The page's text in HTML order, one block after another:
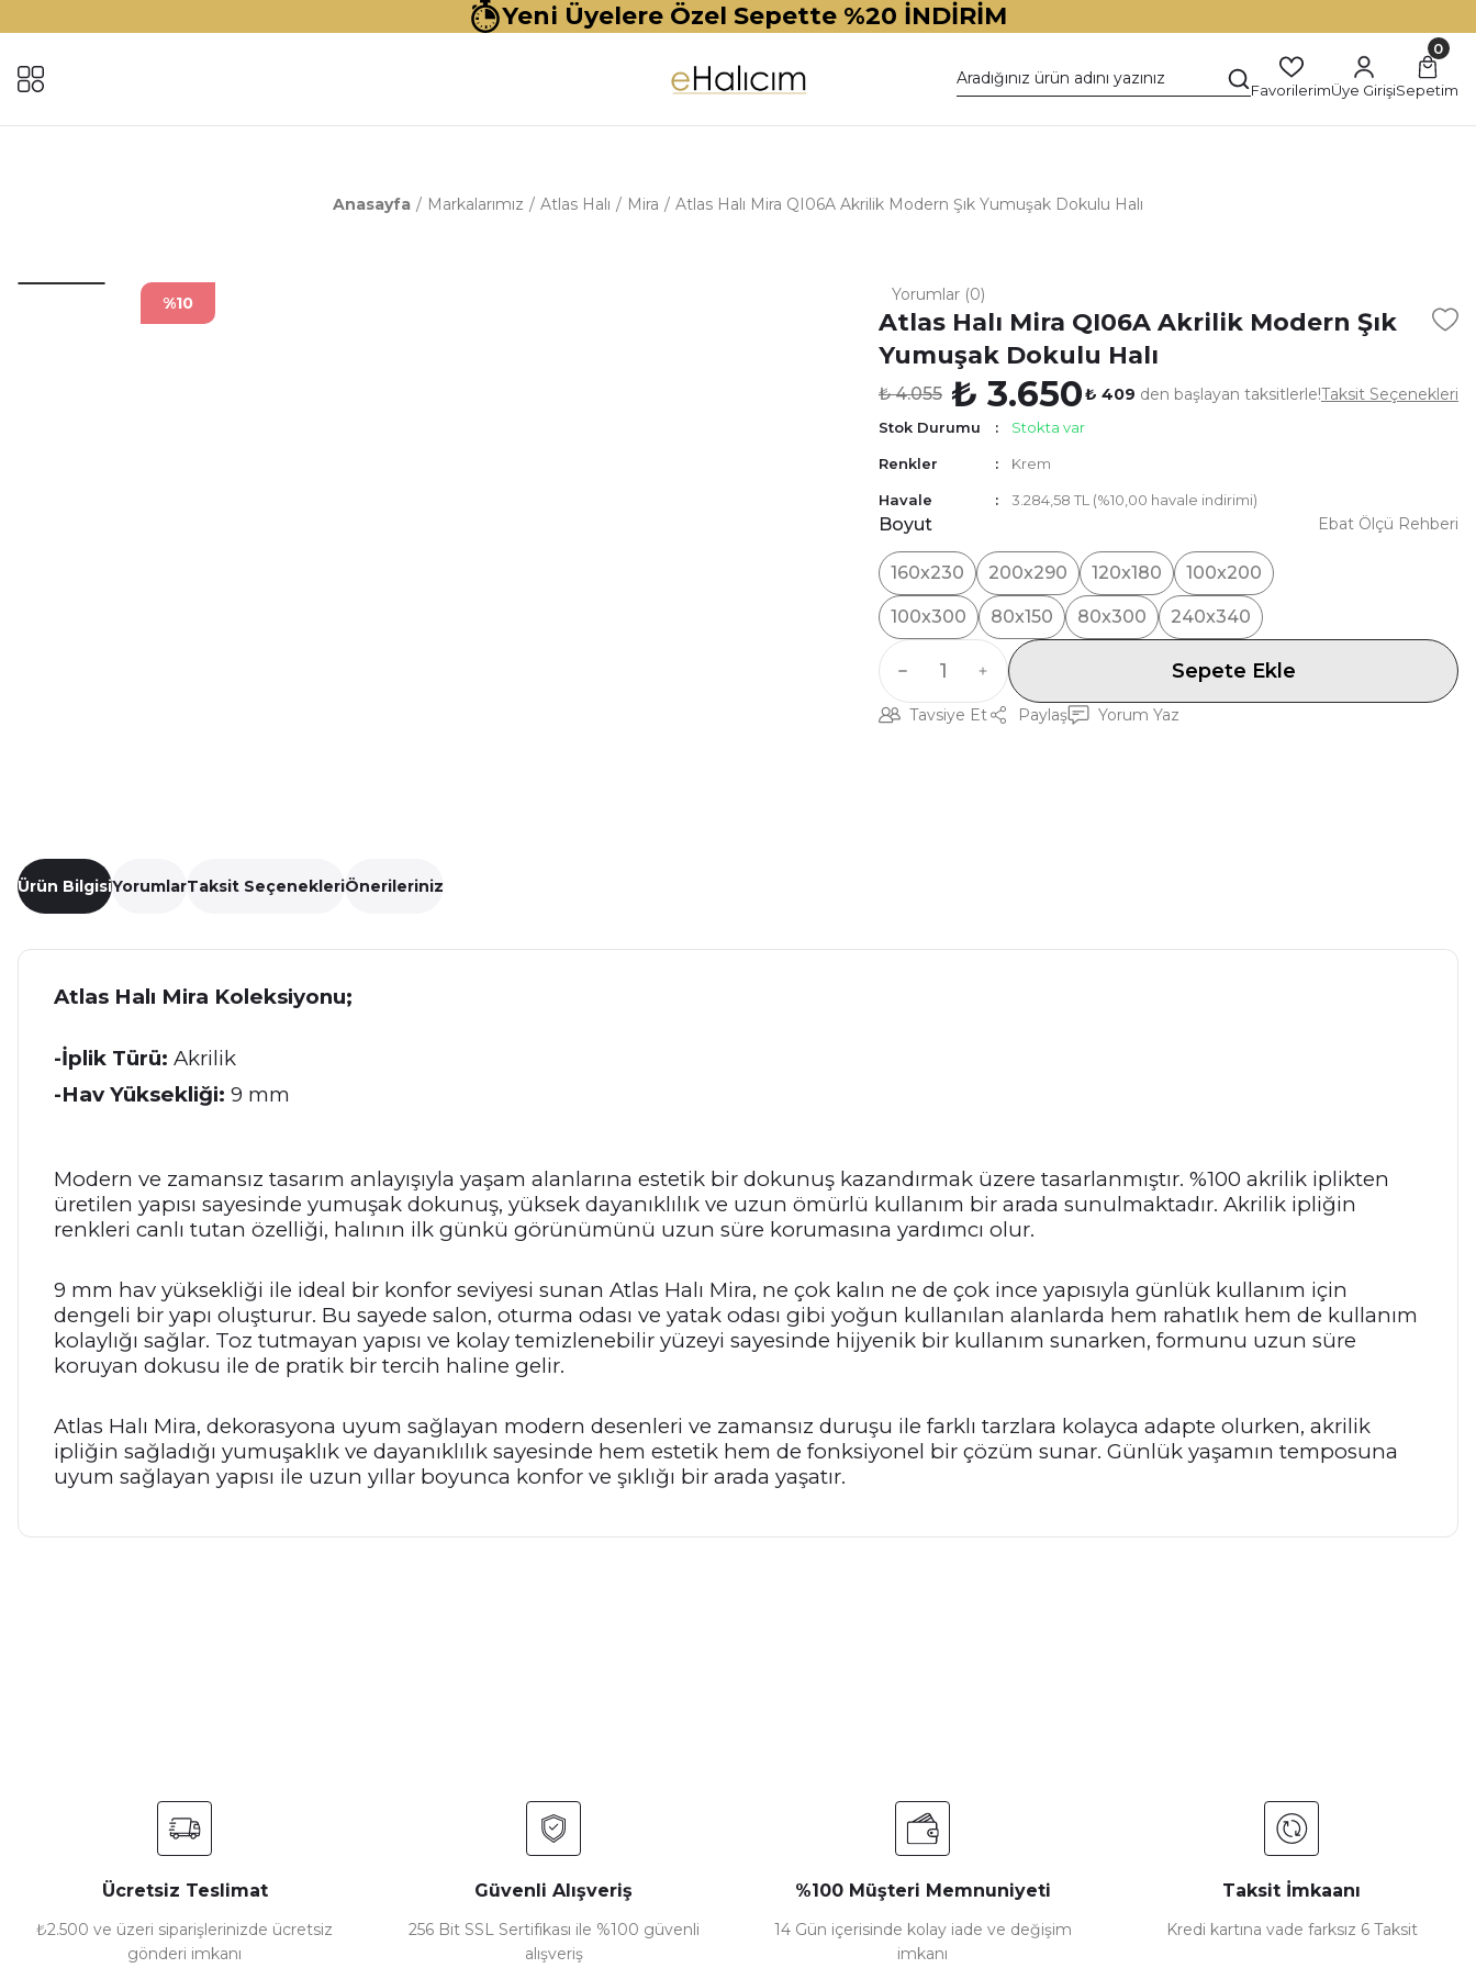
Yeni Üyelere Özel Sepette %20 İNDİRİM
FavorilerimÜye Girişi
0
Sepetim
Anasayfa Markalarımız Atlas Halı Mira Atlas Halı Mira QI06A Akrilik Modern Şık Yumuşak Dokulu Halı
%10 Yorumlar (0)
Atlas Halı Mira QI06A Akrilik Modern Şık
Yumuşak Dokulu Halı
₺ 4.055 ₺ 3.650₺ 409 den başlayan taksitlerle!Taksit Seçenekleri
Stok Durumu Stokta var
Renkler Krem
Havale 3.284,58 TL (%10,00 havale indirimi)
Boyut
160x230 200x290 120x180 100x200
100x300 80x150 80x300 240x340
Ebat Ölçü Rehberi
Sepete Ekle
Tavsiye Et Paylaş Yorum Yaz
Ürün BilgisiYorumlarTaksit SeçenekleriÖnerileriniz
Atlas Halı Mira Koleksiyonu;
-İplik Türü: Akrilik
-Hav Yüksekliği: 9 mm
Modern ve zamansız tasarım anlayışıyla yaşam alanlarına estetik bir dokunuş kazandırmak üzere tasarlanmıştır. %100 akrilik iplikten
üretilen yapısı sayesinde yumuşak dokunuş, yüksek dayanıklılık ve uzun ömürlü kullanım bir arada sunulmaktadır. Akrilik ipliğin
renkleri canlı tutan özelliği, halının ilk günkü görünümünü uzun süre korumasına yardımcı olur.
9 mm hav yüksekliği ile ideal bir konfor seviyesi sunan Atlas Halı Mira, ne çok kalın ne de çok ince yapısıyla günlük kullanım için
dengeli bir yapı oluşturur. Bu sayede salon, oturma odası ve yatak odası gibi yoğun kullanılan alanlarda hem rahatlık hem de kullanım
kolaylığı sağlar. Toz tutmayan yapısı ve kolay temizlenebilir yüzeyi sayesinde hijyenik bir kullanım sunarken, formunu uzun süre
koruyan dokusu ile de pratik bir tercih haline gelir.
Atlas Halı Mira, dekorasyona uyum sağlayan modern desenleri ve zamansız duruşu ile farklı tarzlara kolayca adapte olurken, akrilik
ipliğin sağladığı yumuşaklık ve dayanıklılık sayesinde hem estetik hem de fonksiyonel bir çözüm sunar. Günlük yaşamın temposuna
uyum sağlayan yapısı ile uzun yıllar boyunca konfor ve şıklığı bir arada yaşatır.
Bu ürüne benzer farklı alternatifler olmalı.
Ücretsiz Teslimat
₺2.500 ve üzeri siparişlerinizde ücretsiz
gönderi imkanı
Güvenli Alışveriş
256 Bit SSL Sertifikası ile %100 güvenli
alışveriş
%100 Müşteri Memnuniyeti
14 Gün içerisinde kolay iade ve değişim
imkanı
Taksit İmkaanı
Kredi kartına vade farksız 6 Taksit